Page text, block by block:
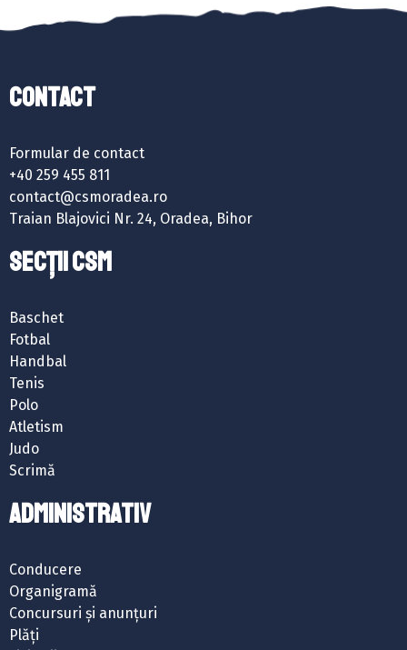
Contact
Formular de contact
+40 259 455 811
contact@csmoradea.ro
Traian Blajovici Nr. 24, Oradea, Bihor
SECȚII CSM
Baschet
Fotbal
Handbal
Tenis
Polo
Atletism
Judo
Scrimă
ADMINISTRATIV
Conducere
Organigramă
Concursuri și anunțuri
Plăți